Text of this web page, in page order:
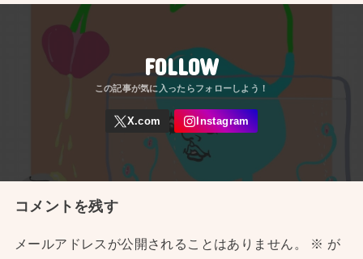
FOLLOW
コメントを残す
メールアドレスが公開されることはありません。 ※ が